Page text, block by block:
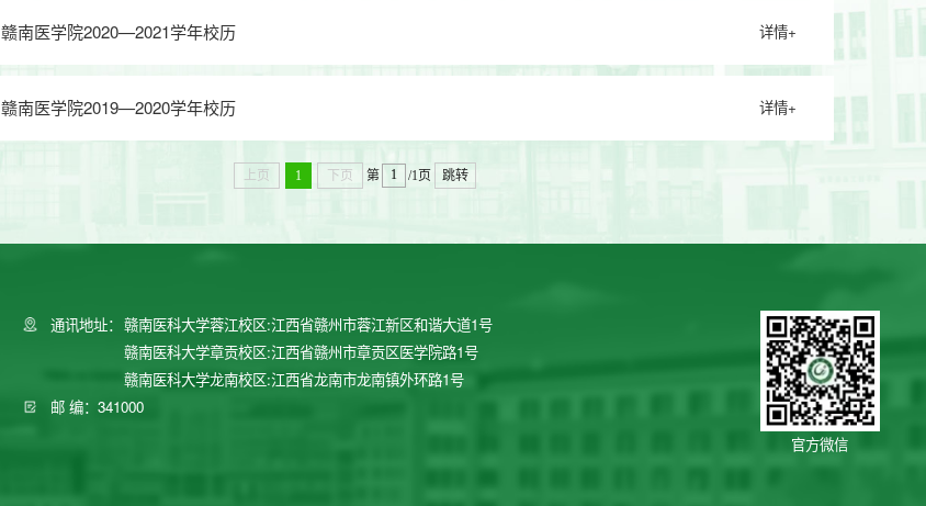
赣南医学院2020—2021学年校历 详情+
赣南医学院2019—2020学年校历 详情+
上页 1 下页 第 /1页 跳转
通讯地址： 赣南医科大学蓉江校区:江西省赣州市蓉江新区和谐大道1号
赣南医科大学章贡校区:江西省赣州市章贡区医学院路1号
赣南医科大学龙南校区:江西省龙南市龙南镇外环路1号
邮 编：341000
官方微信